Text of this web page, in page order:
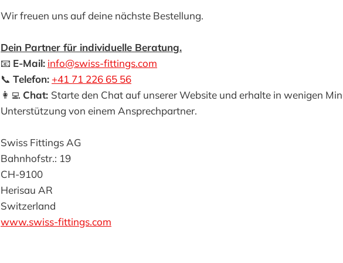
Wir freuen uns auf deine nächste Bestellung.
Dein Partner für individuelle Beratung.
📧 E-Mail: info@swiss-fittings.com
📞 Telefon: +41 71 226 65 56
👩‍💻 Chat: Starte den Chat auf unserer Website und erhalte in wenigen
Unterstützung von einem Ansprechpartner.
Swiss Fittings AG
Bahnhofstr.: 19
CH-9100
Herisau AR
Switzerland
www.swiss-fittings.com